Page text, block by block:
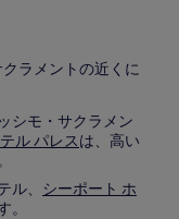
ラメントの近くに
シモ・サクラメン
ル パレスは、高い
、
シーポート ホ